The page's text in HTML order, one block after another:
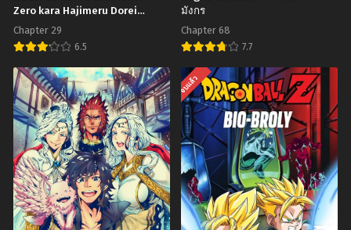
Chapter 138
ธันวาคม 3, 2023
Chapter 137
ธันวาคม 3, 2023
ธันวาคม 3, 2023 ธันวาคม 3, 2023
Chapter 134
ธันวาคม 3, 2023
Chapter 133
ธันวาคม 3, 2023
Chapter 132
ธันวาคม 3, 2023
Chapter 131
ธันวาคม 3, 2023
Chapter 130
ธันวาคม 3, 2023
Chapter 129
ธันวาคม 3, 2023
Zero kara Hajimeru Dorei
Harem
Chapter 29
6.5
Isekai
Shihai
no
Skill
Taker
–
Zero
kara
มังกร
Chapter 68
7.7
Ragna
Crimson
ตำนาน
นัก
ล่า
มังกร
จบแล้ว